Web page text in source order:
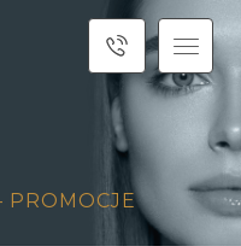
PROMOCJE